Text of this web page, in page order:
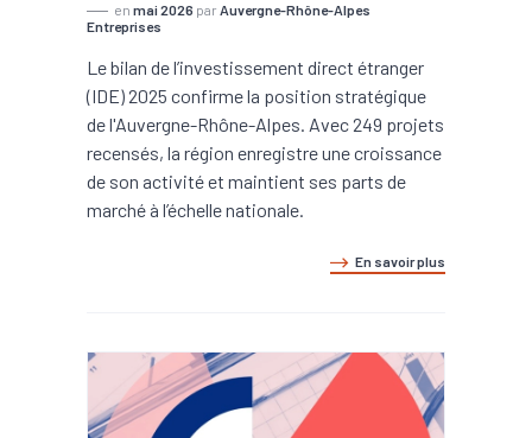
en mai 2026 par Auvergne-Rhône-Alpes
Entreprises
Le bilan de l’investissement direct étranger
(IDE) 2025 confirme la position stratégique
de l'Auvergne-Rhône-Alpes. Avec 249 projets
recensés, la région enregistre une croissance
de son activité et maintient ses parts de
marché à l’échelle nationale.
En savoir plus